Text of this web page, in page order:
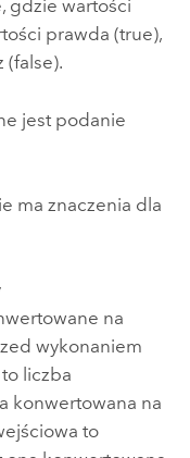
gdzie wartości
prawda (true),
(false).
jest podanie
ma znaczenia dla
na
wykonaniem
liczba
konwertowana na
to